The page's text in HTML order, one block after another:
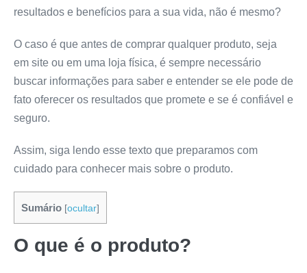
resultados e benefícios para a sua vida, não é mesmo?
O caso é que antes de comprar qualquer produto, seja
em site ou em uma loja física, é sempre necessário
buscar informações para saber e entender se ele pode de
fato oferecer os resultados que promete e se é confiável e
seguro.
Assim, siga lendo esse texto que preparamos com
cuidado para conhecer mais sobre o produto.
Sumário [ocultar]
O que é o produto?